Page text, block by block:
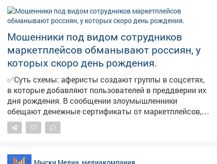
Мошенники под видом сотрудников
маркетплейсов обманывают россиян, у
которых скоро день рождения.
✅Суть схемы: аферисты создают группы в соцсетях,
в которые добавляют пользователей в преддверии их
дня рождения. В сообщении злоумышленники
обещают денежные сертификаты от маркетплейсов,
технику и туристические поездки по случаю
праздника. Мошенники торопят, якобы акция
перейти по ссылке. ➡️ ❗️Будьте бдительны и